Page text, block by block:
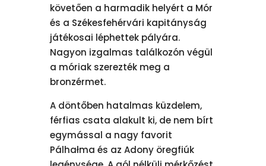
követően a harmadik helyért a Mór
és a Székesfehérvári kapitányság
játékosai léphettek pályára.
Nagyon izgalmas találkozón végül
a móriak szerezték meg a
bronzérmet.
A döntőben hatalmas küzdelem,
férfias csata alakult ki, de nem bírt
egymással a nagy favorit
Pálhałma és az Adony öregfiúk